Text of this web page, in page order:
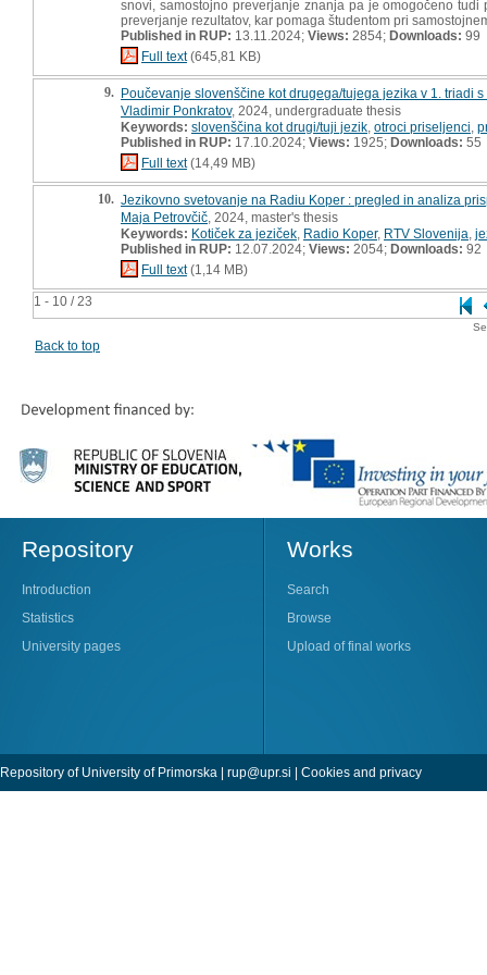
1 - 10 / 23
snovi, samostojno preverjanje znanja pa je omogočeno
preverjanje rezultatov, kar pomaga študentom pri
Published in RUP: 13.11.2024; Views: 2854; Downloads: 99
Full text(645,81 KB)
9. Poučevanje slovenščine kot drugega/tujega jezika v 1. triadi
Vladimir Ponkratov, 2024, undergraduate thesis
Keywords: slovenščina kot drugi/tuji jezik otroci priseljenci
Published in RUP: 17.10.2024; Views: 1925; Downloads: 55
Full text(14,49 MB)
10. Jezikovno svetovanje na Radiu Koper : pregled in analiza
Maja Petrovčič , 2024, master's thesis
Keywords: Kotiček za jeziček Radio Koper, RTV Slovenija
Published in RUP: 12.07.2024; Views: 2054; Downloads: 92
Full text(1,14 MB)
Back to top
Repository
Introduction
Statistics
University pages
Works
Search
Browse
Upload of final works
Repository of University of Primorska | rup@upr.si | Cookies and privacy